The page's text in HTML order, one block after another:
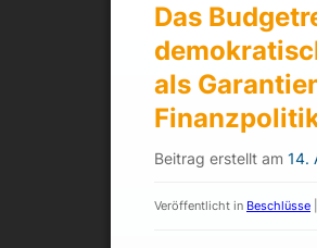
Das
als
Beitrag erstellt am 14.
Veröffentlicht in Beschlüsse